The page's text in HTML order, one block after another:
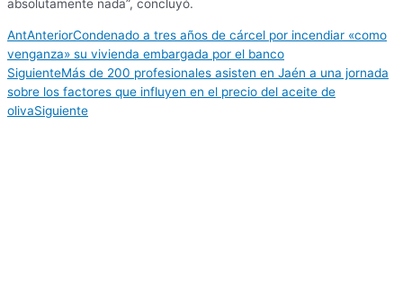
absolutamente nada”, concluyó.
AntAnteriorCondenado a tres años de cárcel por incendiar «como
venganza» su vivienda embargada por el banco
SiguienteMás de 200 profesionales asisten en Jaén a una jornada
sobre los factores que influyen en el precio del aceite de
olivaSiguiente